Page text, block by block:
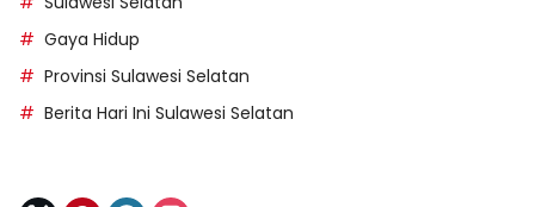
Gaya Hidup
Provinsi Sulawesi Selatan
Berita Hari Ini Sulawesi Selatan